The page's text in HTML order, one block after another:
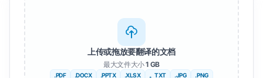
上传或拖放要翻译的文档
最大文件大小1 GB
.PDF .DOCX .PPTX .XLSX 。TXT .JPG
.PNG